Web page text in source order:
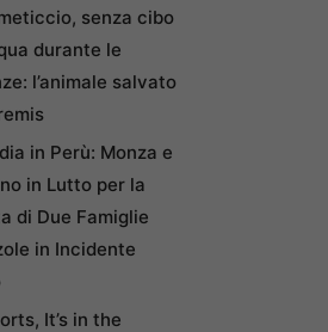
senza cibo
durante le
l’animale salvato
in Perù: Monza e
in Lutto per la
di Due Famiglie
in Incidente
It’s in the